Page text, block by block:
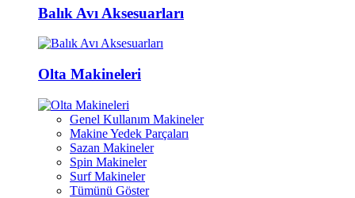
Balık Avı Aksesuarları
Olta Makineleri
Genel Kullanım Makineler
Makine Yedek Parçaları
Sazan Makineler
Spin Makineler
Surf Makineler
Tümünü Göster